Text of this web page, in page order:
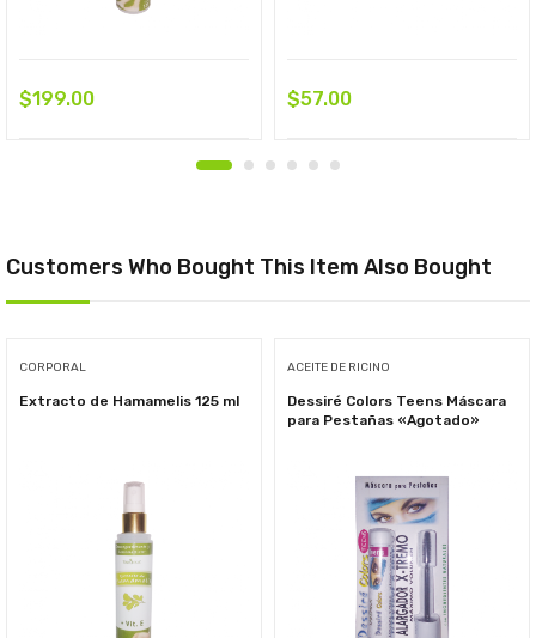
$199.00 $57.00
Customers Who Bought This Item Also Bought
CORPORAL
Extracto de Hamamelis 125 ml
ACEITE DE RICINO
Dessiré Colors Teens Máscara
para Pestañas «Agotado»